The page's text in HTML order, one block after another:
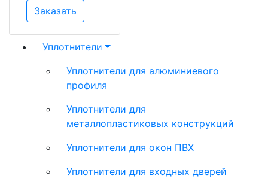
Заказать
Уплотнители
Уплотнители для алюминиевого
профиля
Уплотнители для
металлопластиковых конструкций
Уплотнители для окон ПВХ
Уплотнители для входных дверей